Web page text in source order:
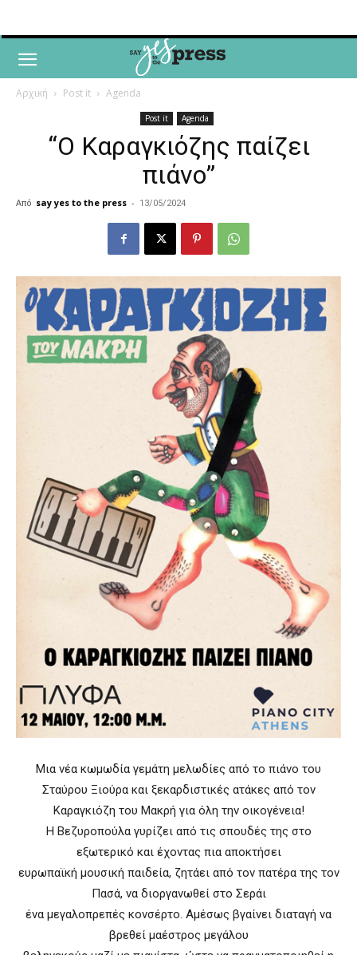
Αρχική Post it Agenda
Post it Agenda
“Ο Καραγκιόζης παίζει
πιάνο”
Από say yes to the press - 13/05/2024
Μια νέα κωμωδία γεμάτη μελωδίες από το πιάνο του
Σταύρου Ξιούρα και ξεκαρδιστικές ατάκες από τον
Καραγκιόζη του Μακρή για όλη την οικογένεια!
Η Βεζυροπούλα γυρίζει από τις σπουδές της στο
εξωτερικό και έχοντας πια αποκτήσει
ευρωπαϊκή μουσική παιδεία, ζητάει από τον πατέρα της τον
Πασά, να διοργανωθεί στο Σεράι
ένα μεγαλοπρεπές κονσέρτο. Αμέσως βγαίνει διαταγή να
βρεθεί μαέστρος μεγάλου